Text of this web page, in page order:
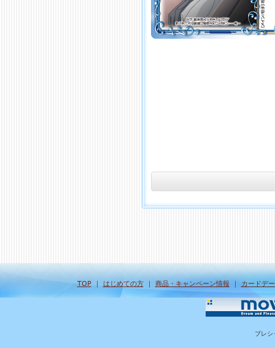
TOP｜ はじめての方｜ 商品・キャンペーン情報 ｜ カードデ
プレシ